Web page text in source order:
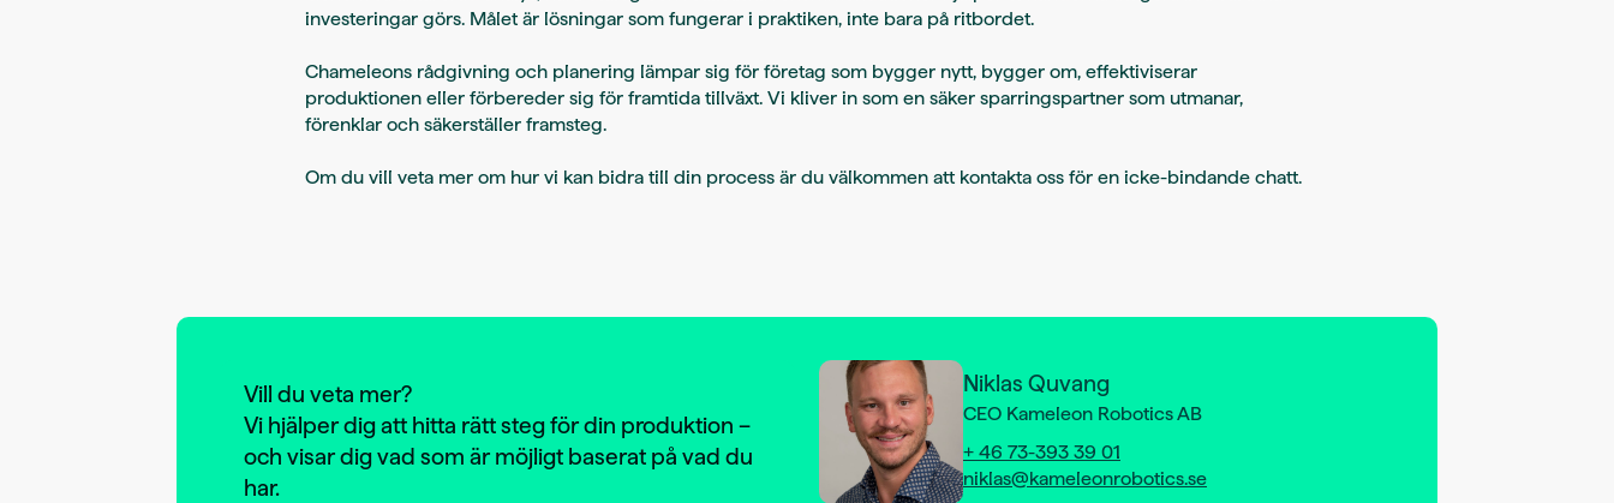
investeringar görs. Målet är lösningar som fungerar i praktiken, inte bara på ritbordet.
Chameleons rådgivning och planering lämpar sig för företag som bygger nytt, bygger om, effektiviserar
produktionen eller förbereder sig för framtida tillväxt. Vi kliver in som en säker sparringspartner som utmanar,
förenklar och säkerställer framsteg.
Om du vill veta mer om hur vi kan bidra till din process är du välkommen att kontakta oss för en icke-bindande chatt.
Vill du veta mer?
Vi hjälper dig att hitta rätt steg för din produktion –
och visar dig vad som är möjligt baserat på vad du
har.
Niklas Quvang
CEO Kameleon Robotics AB
+ 46 73-393 39 01
niklas@kameleonrobotics.se